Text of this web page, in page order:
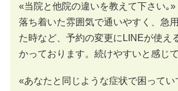
«当院と他院の違いを教えて下さい｡»
落ち着いた雰囲気で通いやすく、急
た時など、予約の変更にLINEが使え
かっております。続けやすいと感じて
«あなたと同じような症状で困ってい